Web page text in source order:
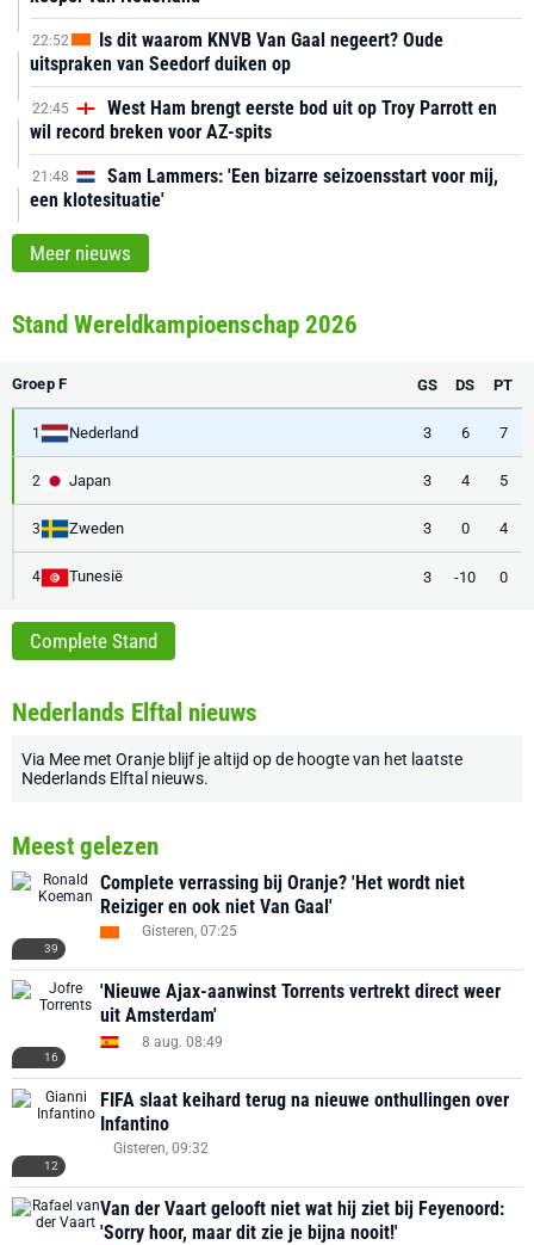
22:52
Is dit waarom KNVB Van Gaal negeert? Oude
uitspraken van Seedorf duiken op
22:45
West Ham brengt eerste bod uit op Troy Parrott en
wil record breken voor AZ-spits
21:48
Sam Lammers: 'Een bizarre seizoensstart voor mij,
een klotesituatie'
Meer nieuws
Stand Wereldkampioenschap 2026
Groep F GS DS PT
1 Nederland 3 6 7
2 Japan 3 4 5
3 Zweden 3 0 4
4 Tunesië 3 -10 0
Complete Stand
Nederlands Elftal nieuws
Via Mee met Oranje blijf je altijd op de hoogte van het laatste
Nederlands Elftal nieuws.
Meest gelezen
39
Complete verrassing bij Oranje? 'Het wordt niet
Reiziger en ook niet Van Gaal'
Gisteren, 07:25
16
'Nieuwe Ajax-aanwinst Torrents vertrekt direct weer
uit Amsterdam'
8 aug. 08:49
12
FIFA slaat keihard terug na nieuwe onthullingen over
Infantino
Gisteren, 09:32
Van der Vaart gelooft niet wat hij ziet bij Feyenoord:
'Sorry hoor, maar dit zie je bijna nooit!'